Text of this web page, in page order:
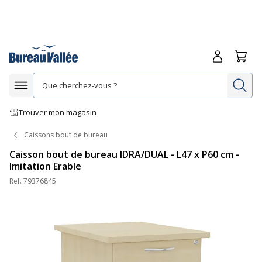
Afficher la navigation
Trouver mon magasin
Me
Caissons bout de bureau
Caisson bout de bureau IDRA/DUAL - L47 x P60 cm -
Imitation Erable
Ref. 79376845